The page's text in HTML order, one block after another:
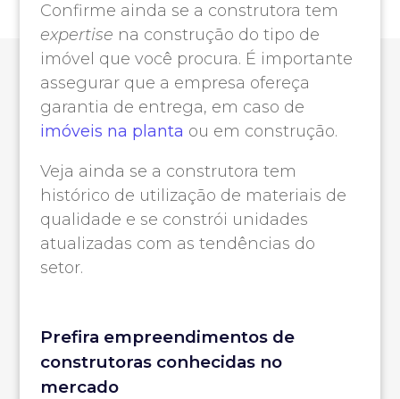
Confirme ainda se a construtora tem
expertise na construção do tipo de
imóvel que você procura. É importante
assegurar que a empresa ofereça
garantia de entrega, em caso de
imóveis na planta ou em construção.
Veja ainda se a construtora tem
histórico de utilização de materiais de
qualidade e se constrói unidades
atualizadas com as tendências do
setor.
Prefira empreendimentos de
construtoras conhecidas no
mercado